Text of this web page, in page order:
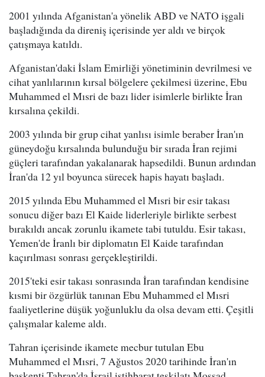
2001 yılında Afganistan'a yönelik ABD ve NATO işgali
başladığında da direniş içerisinde yer aldı ve birçok
çatışmaya katıldı.
Afganistan'daki İslam Emirliği yönetiminin devrilmesi ve
cihat yanlılarının kırsal bölgelere çekilmesi üzerine, Ebu
Muhammed el Mısri de bazı lider isimlerle birlikte İran
kırsalına çekildi.
2003 yılında bir grup cihat yanlısı isimle beraber İran'ın
güneydoğu kırsalında bulunduğu bir sırada İran rejimi
güçleri tarafından yakalanarak hapsedildi. Bunun ardından
İran'da 12 yıl boyunca sürecek hapis hayatı başladı.
2015 yılında Ebu Muhammed el Mısri bir esir takası
sonucu diğer bazı El Kaide liderleriyle birlikte serbest
bırakıldı ancak zorunlu ikamete tabi tutuldu. Esir takası,
Yemen'de İranlı bir diplomatın El Kaide tarafından
kaçırılması sonrası gerçekleştirildi.
2015'teki esir takası sonrasında İran tarafından kendisine
kısmi bir özgürlük tanınan Ebu Muhammed el Mısri
faaliyetlerine düşük yoğunluklu da olsa devam etti. Çeşitli
çalışmalar kaleme aldı.
Tahran içerisinde ikamete mecbur tutulan Ebu
Muhammed el Mısri, 7 Ağustos 2020 tarihinde İran'ın